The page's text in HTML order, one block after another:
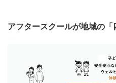
アフタースクールが地域の